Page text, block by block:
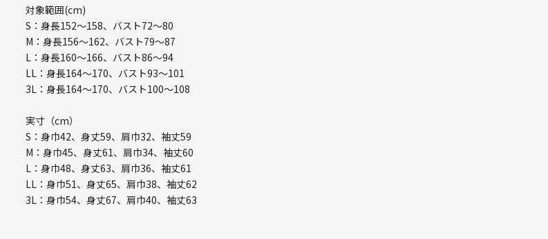
対象範囲(cm)
S：身長152～158、バスト72～80
M：身長156～162、バスト79～87
L：身長160～166、バスト86～94
LL：身長164～170、バスト93～101
3L：身長164～170、バスト100～108
実寸（cm）
S：身巾42、身丈59、肩巾32、袖丈59
M：身巾45、身丈61、肩巾34、袖丈60
L：身巾48、身丈63、肩巾36、袖丈61
LL：身巾51、身丈65、肩巾38、袖丈62
3L：身巾54、身丈67、肩巾40、袖丈63